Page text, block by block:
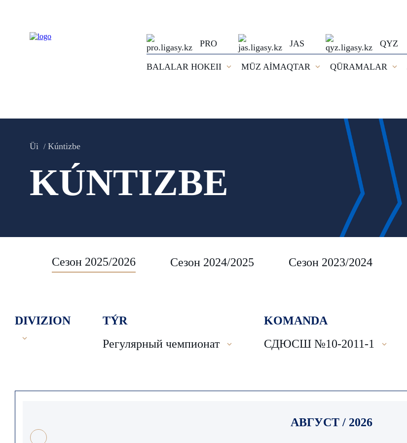
PRO JAS QYZ
BALALAR HOKEII
MŪZ AİMAQTAR QŪRAMALAR
Üi Kúntizbe
KÚNTIZBE
Сезон 2025/2026 Сезон 2024/2025 Сезон 2023/2024
DIVIZION
TÝR
Регулярный чемпионат
KOMANDA
СДЮСШ №10-2011-1
АВГУСТ / 2026